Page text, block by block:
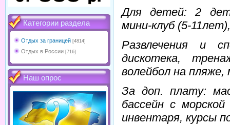
Категории раздела
Отдых за границей [4814]
Отдых в России [716]
Наш опрос
Для детей: 2
мини-клуб (5-
Развлечения и
дискотека,
волейбол на
За доп. плату:
бассейн с
инвентаря, курсы